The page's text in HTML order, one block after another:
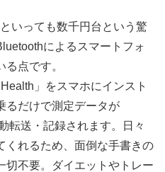
いっても数千円台という驚
によるスマートフォ
点です。
」をスマホにインスト
るだけで測定データが
転送・記録されます。日々
くれるため、面倒な手書きの
切不要。ダイエットやトレー